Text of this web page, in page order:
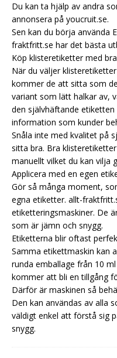
Du kan ta hjälp av andra
annonsera på youcruit.se.
Sen kan du börja använda
fraktfritt.se har det bästa
Köp klisteretiketter med
När du väljer
kommer de att sitta som
variant som lätt halkar av,
den självhäftande
information som kunder
Snåla inte med kvalitet på
sitta bra. Bra
manuellt vilket du kan vilja
Applicera med en egen
Gör så många moment,
egna etiketter. allt-
etiketteringsmaskiner. De
som är jämn och snygg.
Etiketterna blir oftast
Samma etikettmaskin kan
runda emballage från 10
kommer att bli en tillgång
Därför är maskinen så
Den kan användas av alla
väldigt enkel att förstå sig
snygg.